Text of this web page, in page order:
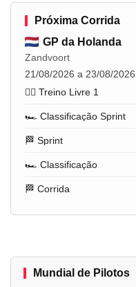
Próxima Corrida
GP da Holanda
Zandvoort
21/08/2026 a 23/08/2026
🏋️‍♂️ Treino Livre 1
🏎️ Classificação Sprint
🏁 Sprint
🏎️ Classificação
🏁 Corrida
Mundial de Pilotos